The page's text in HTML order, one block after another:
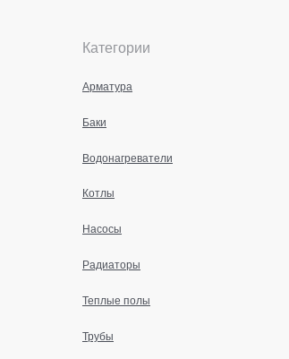
Категории
Арматура
Баки
Водонагреватели
Котлы
Насосы
Радиаторы
Теплые полы
Трубы